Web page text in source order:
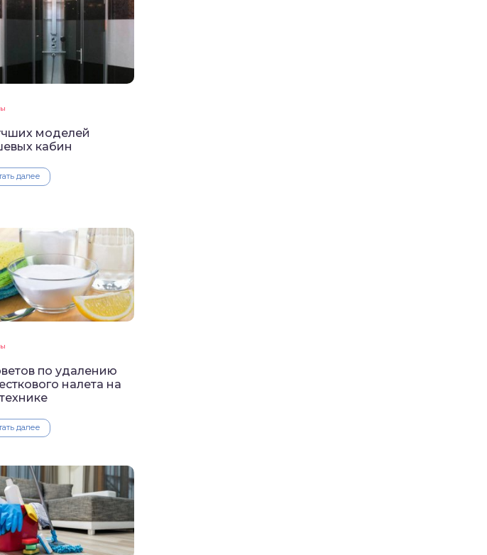
моделей
кабин
далее
по удалению
налета на
далее